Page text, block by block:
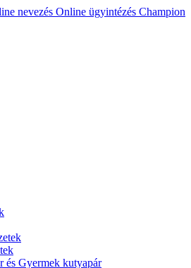
nevezés Online ügyintézés Champion
és Gyermek kutyapár